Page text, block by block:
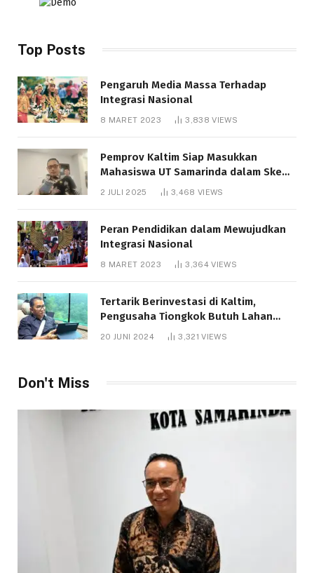
Top Posts
Pengaruh Media Massa Terhadap
Integrasi Nasional
8 MARET 2023 3,838VIEWS
Pemprov Kaltim Siap Masukkan
Mahasiswa UT Samarinda dalam Skema
Bantuan Pendidikan Gratispol
2 JULI 2025 3,468 VIEWS
Peran Pendidikan dalam Mewujudkan
Integrasi Nasional
8 MARET 2023 3,364VIEWS
Tertarik Berinvestasi di Kaltim,
Pengusaha Tiongkok Butuh Lahan
1.000 Hektare
20 JUNI 2024 3,321VIEWS
Don't Miss